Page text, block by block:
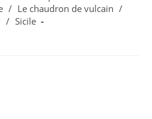
/ Le chaudron de vulcain /
/ Sicile